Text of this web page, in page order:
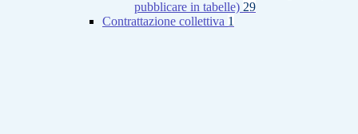
pubblicare in tabelle) 29
Contrattazione collettiva 1